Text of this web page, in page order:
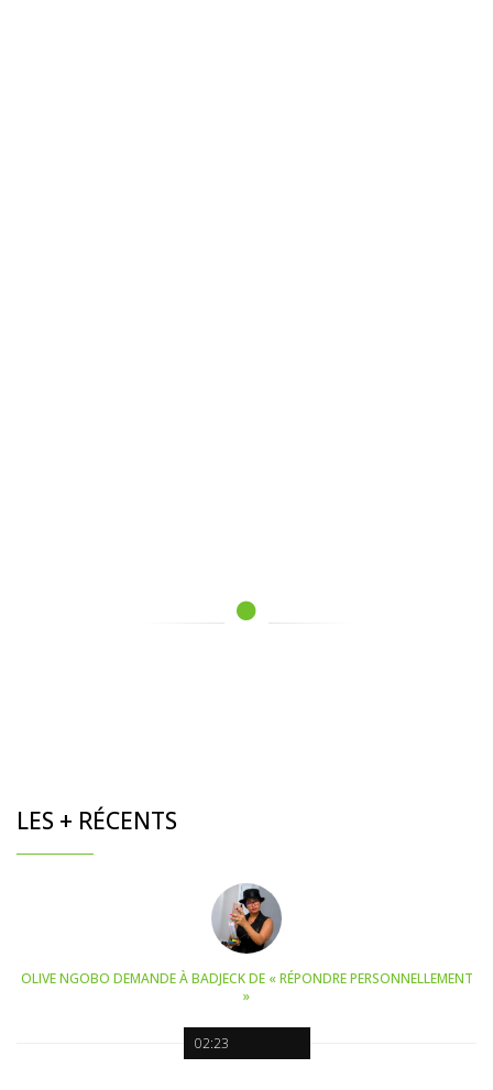
LES + RÉCENTS
02:23
OLIVE NGOBO DEMANDE À BADJECK DE « RÉPONDRE PERSONNELLEMENT
»